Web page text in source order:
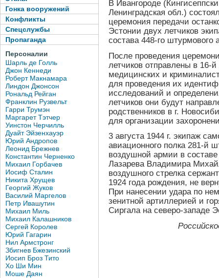
Гонка вооружений
Конфликты
Спецслужбы
Пропаганда
Персоналии
Шарль де Голль
Джон Кеннеди
Роберт Макнамара
Линдон Джонсон
Рональд Рейган
Франклин Рузвельт
Гарри Трумэн
Маргарет Тэтчер
Уинстон Черчилль
Дуайт Эйзенхауэр
Юрий Андропов
Леонид Брежнев
Константин Черненко
Михаил Горбачев
Иосиф Сталин
Никита Хрущев
Георгий Жуков
Василий Маргелов
Петр Ивашутин
Михаил Миль
Михаил Калашников
Сергей Королев
Юрий Гагарин
Нил Армстронг
Збигнев Бжезинский
Иосип Броз Тито
Хо Ши Мин
Моше Даян
В Ивангороде
Ленинградская обл.)
церемония передачи
Эстонии двух летчиков
состава 448-го штурмового
После проведения
летчиков отправлены в 16-
медицинских и
для проведения их
исследований и
летчиков они будут
родственников в г.
для организации
3 августа 1944 г. экипаж
авиационного полка 281-й
воздушной армии в
Лазарева Владимира
воздушного стрелка
1924 года рождения, не
При нанесении удара по
зенитной артиллерией и
Сиргала на северо-западе